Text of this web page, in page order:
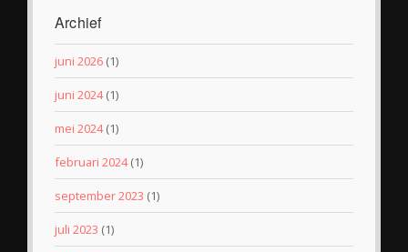
Archief
juni 2026 (1)
juni 2024(1)
mei 2024(1)
februari 2024(1)
september 2023 (1)
juli 2023 (1)